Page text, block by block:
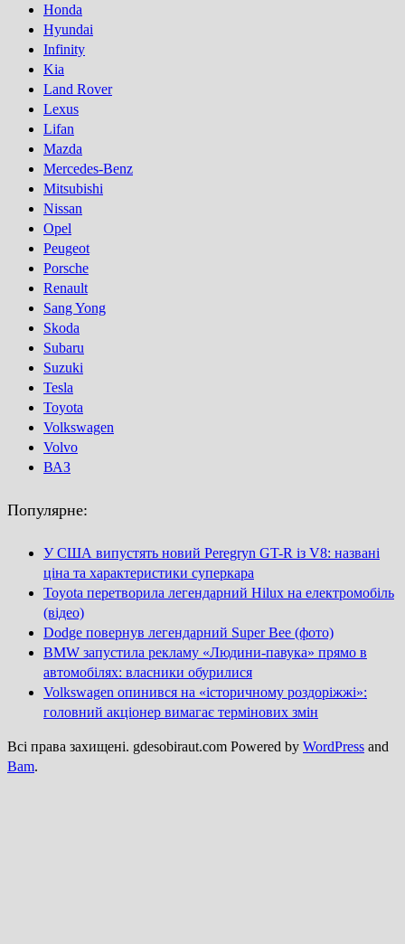
Honda
Hyundai
Infinity
Kia
Land Rover
Lexus
Lifan
Mazda
Mercedes-Benz
Mitsubishi
Nissan
Opel
Peugeot
Porsсhe
Renault
Sang Yong
Skoda
Subaru
Suzuki
Tesla
Toyota
Volkswagen
Volvo
ВАЗ
Популярне:
У США випустять новий Peregryn GT-R із V8: названі
ціна та характеристики суперкара
Toyota перетворила легендарний Hilux на електромобіль
(відео)
Dodge повернув легендарний Super Bee (фото)
BMW запустила рекламу «Людини-павука» прямо в
автомобілях: власники обурилися
Volkswagen опинився на «історичному роздоріжжі»:
головний акціонер вимагає термінових змін
Всі права захищені. gdesobiraut.com Powered by WordPress and
Bam.